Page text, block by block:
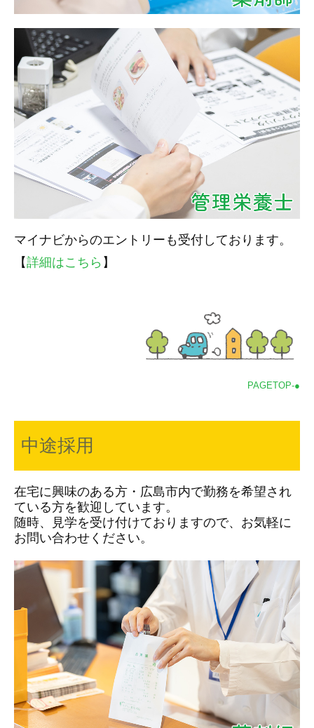
マイナビからのエントリーも受付しております。
【詳細はこちら 】
PAGETOP-●
中途採用
在宅に興味のある方・広島市内で勤務を希望され
ている方を歓迎しています。
随時、見学を受け付けておりますので、お気軽に
お問い合わせください。